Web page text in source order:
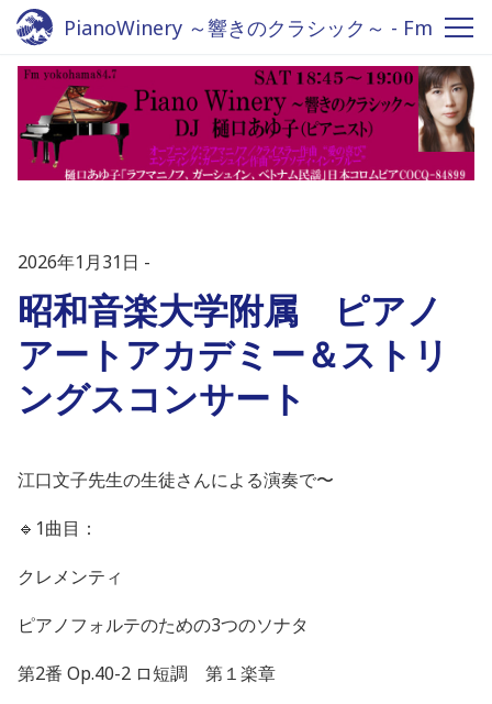
PianoWinery ～響きのクラシック～ - Fm
yokohama 84.7
2026年1月31日
昭和音楽大学附属 ピアノ
アートアカデミー＆ストリ
ングスコンサート
江口文子先生の生徒さんによる演奏で〜
🔹 1曲目：
クレメンティ
ピアノフォルテのための3つのソナタ
第2番 Op.40-2 ロ短調 第１楽章